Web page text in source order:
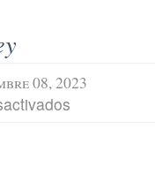
08, 2023